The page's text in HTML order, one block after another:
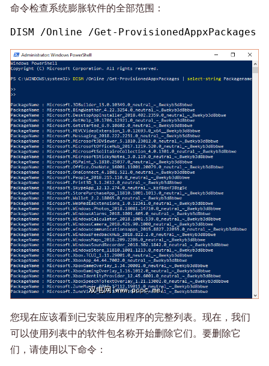
命令检查系统膨胀软件的全部范围：
DISM /Online /Get-
您现在应该看到已安装应用程序的完整列表。现在，我们
可以使用列表中的软件包名称开始删除它们。要删除它
们，请使用以下命令：